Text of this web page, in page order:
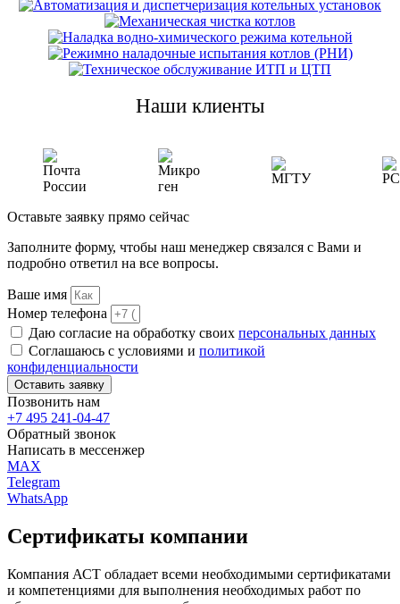
Уникальные
спецпредложения
Автоматизация
диспетчеризация
Механическая
чистка котлов
от 55 000 ₽
от 60 000
от 20 000 ₽
Наши клиенты
Оставьте заявку прямо сейчас
Заполните форму, чтобы наш менеджер связался с Вами и
подробно ответил на все вопросы.
Ваше имя
Номер телефона
Даю согласие на обработку своих персональных данных
Соглашаюсь с условиями и политикой
конфиденциальности
Оставить заявку
Позвонить нам
+7 495 241-04-47
Обратный звонок
Написать в мессенжер
MAX
Telegram
WhatsApp
Сертификаты компании
Компания АСТ обладает всеми необходимыми сертификатами
и компетенциями для выполнения необходимых работ по